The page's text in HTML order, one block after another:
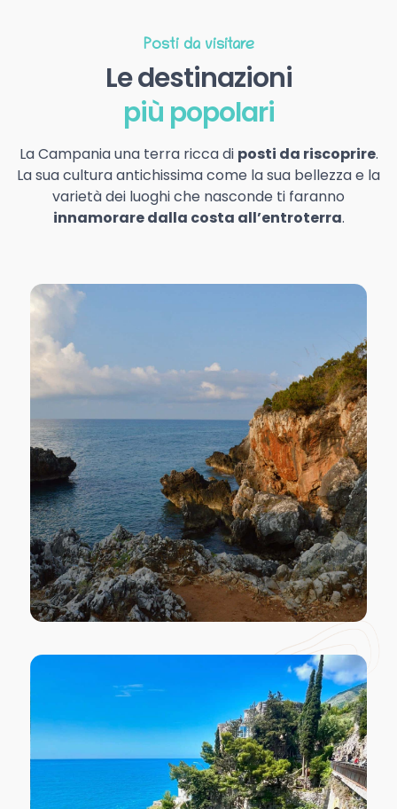
Posti da visitare
Le destinazioni
più popolari
La Campania una terra ricca di posti da riscoprire.
La sua cultura antichissima come la sua bellezza e la
varietà dei luoghi che nasconde ti faranno
innamorare dalla costa all’entroterra.